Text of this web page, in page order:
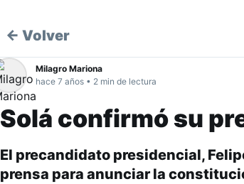
← Volver
Milagro Mariona
hace 7 años • 2 min de lectura
Solá confirmó su
El precandidato presidencial,
prensa para anunciar la